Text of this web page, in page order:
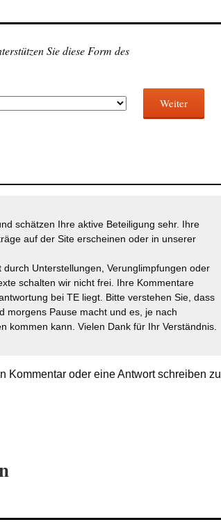
Sie diese Form des
Weiter
schätzen Ihre aktive Beteiligung sehr. Ihre
auf der Site erscheinen oder in unserer
Unterstellungen, Verunglimpfungen oder
schalten wir nicht frei. Ihre Kommentare
bei TE liegt. Bitte verstehen Sie, dass
morgens Pause macht und es, je nach
kommen kann. Vielen Dank für Ihr Verständnis.
Kommentar oder eine Antwort schreiben zu